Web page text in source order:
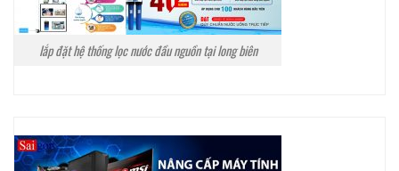
lắp đặt hệ thống lọc nước đầu nguồn tại long biên